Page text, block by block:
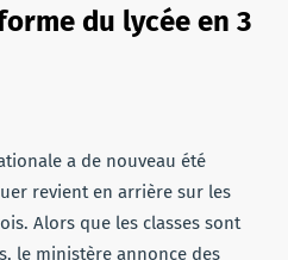
du lycée en 3
a de nouveau été
revient en arrière sur les
Alors que les classes sont
le ministère annonce des